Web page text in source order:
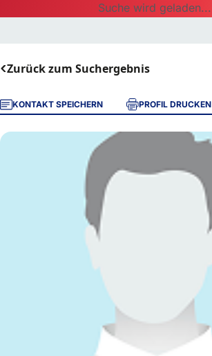
Suche wird geladen...
Zurück zum Suchergebnis
KONTAKT SPEICHERN PROFIL DRUCKEN